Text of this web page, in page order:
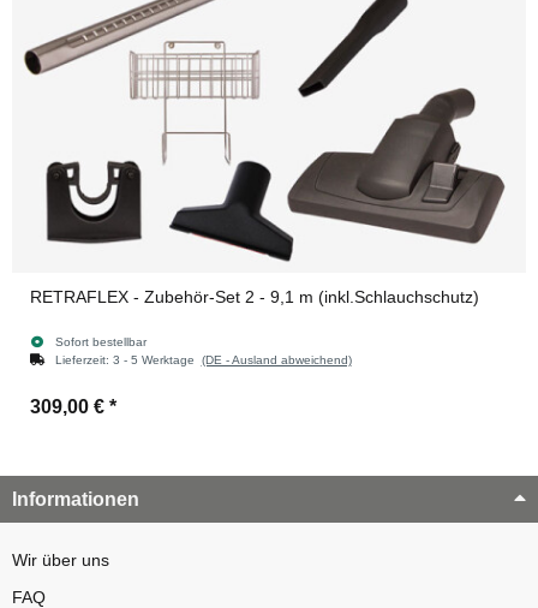
RETRAFLEX - Zubehör-Set 2 - 9,1 m (inkl.Schlauchschutz)
Sofort bestellbar
Lieferzeit: 3 - 5 Werktage (DE - Ausland abweichend)
309,00 € *
Informationen
Wir über uns
FAQ